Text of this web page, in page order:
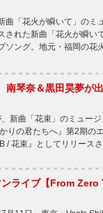
曲「花火が瞬いて」の
された新曲「花火が瞬
ソング。地元・福岡の
琴奈＆黒田昊夢が
新曲「花束」のミュー
りの君たちへ』第2期の
/ 花束』としてリリース
ライブ【From Zero